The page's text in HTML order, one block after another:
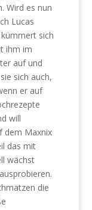
Wird es nun
Lucas
sich
ihm im
auf und
sich auch,
er auf
will
dem Maxnix
das mit
wächst
die